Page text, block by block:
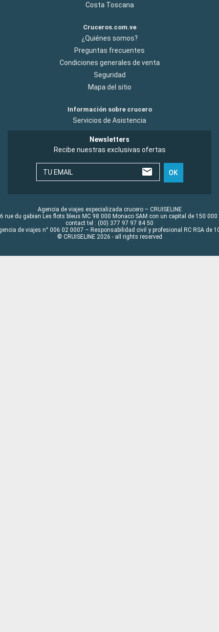
Costa Toscana
Cruceros.com.ve
¿Quiénes somos?
Preguntas frecuentes
Condiciones generales de venta
Seguridad
Mapa del sitio
Información sobre crucero
Servicios de Asistencia
Newsletters
Recibe nuestras exclusivas ofertas
TU EMAIL OK
Agencia de viajes especializada crucero – CRUISELINE
rue du gabian Les flots bleus MC 98 000 Monaco SAM con un capital de 150 000
contact tel : (00) 377 97 97 84 50
de viajes n° 006 02 0007 – Responsabilidad civil y profesional RC RSA de
© CRUISELINE 2026 - all rights reserved